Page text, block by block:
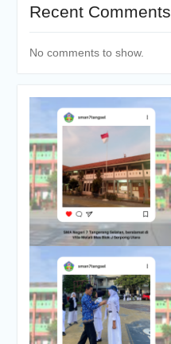
Recent Comments
No comments to show.